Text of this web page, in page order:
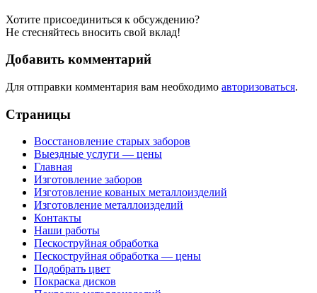
Хотите присоединиться к обсуждению?
Не стесняйтесь вносить свой вклад!
Добавить комментарий
Для отправки комментария вам необходимо авторизоваться.
Страницы
Восстановление старых заборов
Выездные услуги — цены
Главная
Изготовление заборов
Изготовление кованых металлоизделий
Изготовление металлоизделий
Контакты
Наши работы
Пескоструйная обработка
Пескоструйная обработка — цены
Подобрать цвет
Покраска дисков